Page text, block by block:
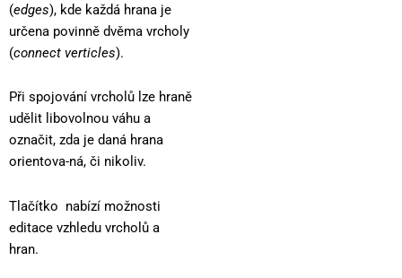
(edges), kde každá hrana je
určena povinně dvěma vrcholy
(connect verticles).
Při spojování vrcholů lze hraně
udělit libovolnou váhu a
označit, zda je daná hrana
orientova-ná, či nikoliv.
Tlačítko nabízí možnosti
editace vzhledu vrcholů a
hran.